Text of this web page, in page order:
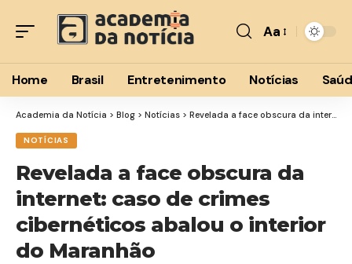
Font
Resizer
Aa
Home Brasil Entretenimento Notícias
Academia da Notícia > Blog > Notícias > Revelada a face obscura da internet: caso de crimes cibernéticos abalou o interior do Maranhão
NOTÍCIAS
Revelada a face obscura da
internet: caso de crimes
cibernéticos abalou o interior
do Maranhão